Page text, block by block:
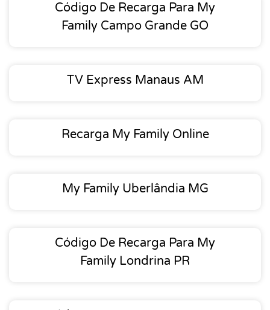
Código De Recarga Para My
Family Campo Grande GO
TV Express Manaus AM
Recarga My Family Online
My Family Uberlândia MG
Código De Recarga Para My
Family Londrina PR